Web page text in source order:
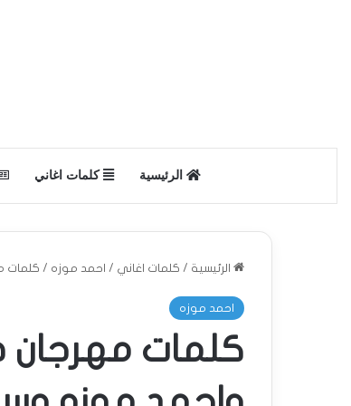
الرئيسية كلمات اغاني
الرئيسية / كلمات اغاني / احمد موزه / كلمات
احمد موزه
كلمات